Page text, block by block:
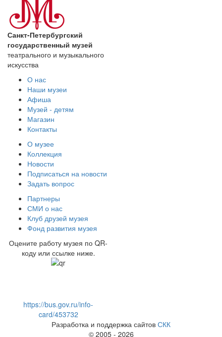
Санкт-Петербургский
государственный музей
театрального и музыкального
искусства
О нас
Наши музеи
Афиша
Музей - детям
Магазин
Контакты
О музее
Коллекция
Новости
Подписаться на новости
Задать вопрос
Партнеры
СМИ о нас
Клуб друзей музея
Фонд развития музея
Оцените работу музея по QR-
коду или ссылке ниже.
https://bus.gov.ru/info-
card/453732
Разработка и поддержка сайтов СКК
© 2005 - 2026